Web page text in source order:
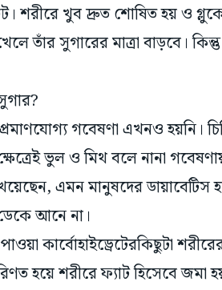
শরীরে খুব দ্রুত শোষিত হয় ও
তাঁর সুগারের মাত্রা বাড়বে।
গবেষণা এখনও হয়নি।
ভুল ও মিথ বলে নানা
এমন মানুষদের ডায়াবেটিস
আনে না।
কার্বোহাইড্রেটেরকিছুটা
হয়ে শরীরে ফ্যাট হিসেবে জমা